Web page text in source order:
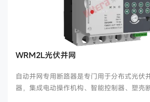
WRM2L光伏并网
自动并网专用断路器是专门用于分布式光伏
器，集成电动操作机构、智能控制器、塑壳